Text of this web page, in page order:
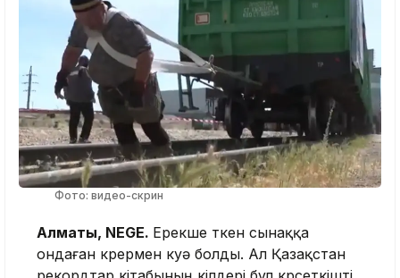
Фото: видео-скрин
Алматы, NEGE. Ерекше өткен сынаққа
ондаған көрермен куә болды. Ал Қазақстан